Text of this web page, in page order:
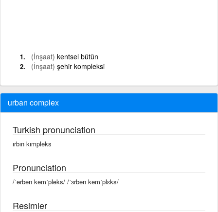
(İnşaat) kentsel bütün
(İnşaat) şehir kompleksi
urban complex
Turkish pronunciation
ırbın kımpleks
Pronunciation
/ˈərbən kəmˈpleks/ /ˈɜrbən kəmˈplɛks/
Resimler